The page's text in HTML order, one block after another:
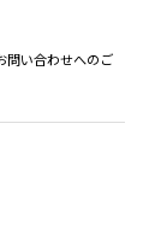
問い合わせへのご